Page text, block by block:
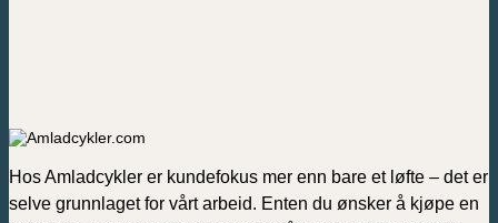
Hos Amladcykler er kundefokus mer enn bare et løfte – det er
selve grunnlaget for vårt arbeid. Enten du ønsker å kjøpe en